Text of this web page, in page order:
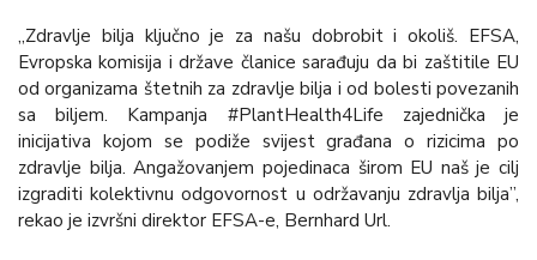
„Zdravlje bilja ključno je za našu dobrobit i okoliš. EFSA,
Evropska komisija i države članice sarađuju da bi zaštitile EU
od organizama štetnih za zdravlje bilja i od bolesti povezanih
sa biljem. Kampanja #PlantHealth4Life zajednička je
inicijativa kojom se podiže svijest građana o rizicima po
zdravlje bilja. Angažovanjem pojedinaca širom EU naš je cilj
izgraditi kolektivnu odgovornost u održavanju zdravlja bilja”,
rekao je izvršni direktor EFSA-e, Bernhard Url.